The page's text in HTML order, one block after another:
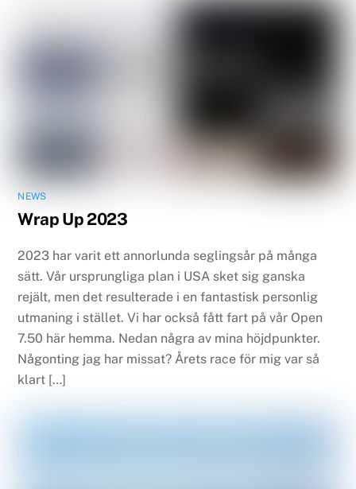
NEWS
Wrap Up 2023
2023 har varit ett annorlunda seglingsår på många
sätt. Vår ursprungliga plan i USA sket sig ganska
rejält, men det resulterade i en fantastisk personlig
utmaning i stället. Vi har också fått fart på vår Open
7.50 här hemma. Nedan några av mina höjdpunkter.
Någonting jag har missat? Årets race för mig var så
klart […]